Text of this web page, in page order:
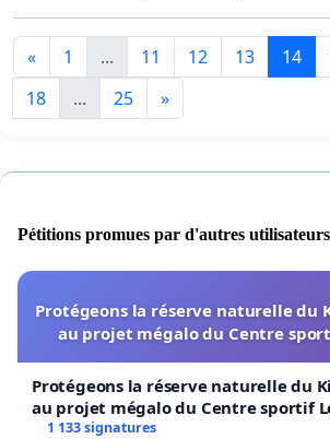
« 1 ... 11 12 13 14
18
... 25 »
Pétitions promues par d'autres utilisateurs
Protégeons la réserve naturelle du
au projet mégalo du Centre
Protégeons la réserve naturelle du
au projet mégalo du Centre sportif
1 133 signatures